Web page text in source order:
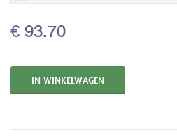
€ 93.70